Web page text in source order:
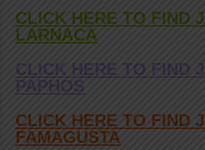
CLICK HERE TO FIND
LARNACA
CLICK HERE TO FIND
PAPHOS
CLICK HERE TO FIND
FAMAGUSTA